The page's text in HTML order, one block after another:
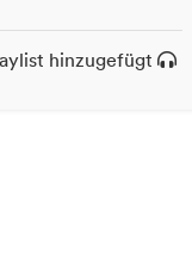
hinzugefügt